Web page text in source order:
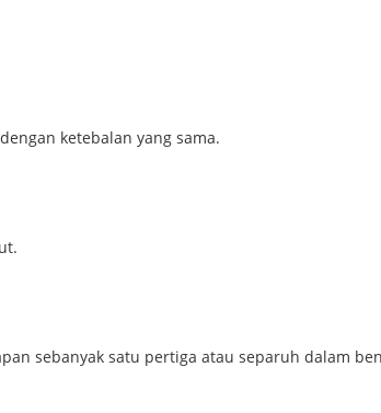
ketebalan yang sama.
sebanyak satu pertiga atau separuh dalam